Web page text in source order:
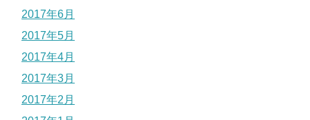
2017年6月
2017年5月
2017年4月
2017年3月
2017年2月